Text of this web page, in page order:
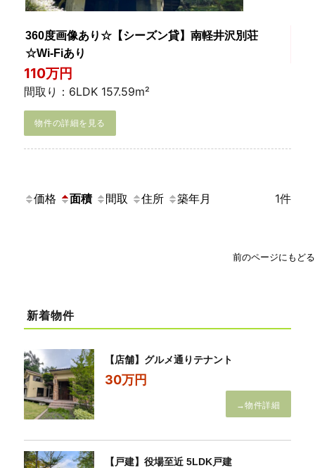
360度画像あり☆【シーズン貸】南軽井沢別荘
☆Wi-Fiあり
110万円
間取り：6LDK 157.59m²
物件の詳細を見る
価格 面積 間取 住所 築年月 1件
前のページにもどる
新着物件
【店舗】グルメ通りテナント
30万円
→物件詳細
【戸建】役場至近 5LDK戸建